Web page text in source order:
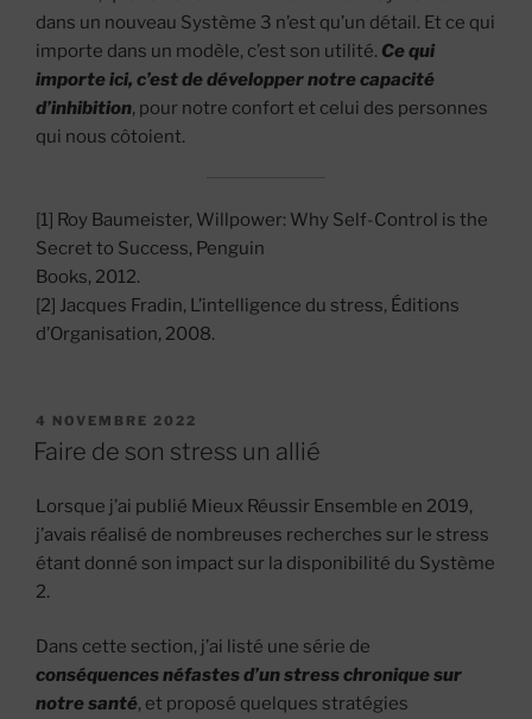
dans un nouveau Système 3 n’est qu’un détail. Et ce qui
importe dans un modèle, c’est son utilité. Ce qui
importe ici, c’est de développer notre capacité
d’inhibition, pour notre confort et celui des personnes
qui nous côtoient.
[1] Roy Baumeister, Willpower: Why Self-Control is the
Secret to Success, Penguin
Books, 2012.
[2] Jacques Fradin, L’intelligence du stress, Éditions
d’Organisation, 2008.
PUBLIÉ
LE
4 NOVEMBRE 2022
Faire de son stress un allié
Lorsque j’ai publié Mieux Réussir Ensemble en 2019,
j’avais réalisé de nombreuses recherches sur le stress
étant donné son impact sur la disponibilité du Système
2.
Dans cette section, j’ai listé une série de
conséquences néfastes d’un stress chronique sur
notre santé, et proposé quelques stratégies